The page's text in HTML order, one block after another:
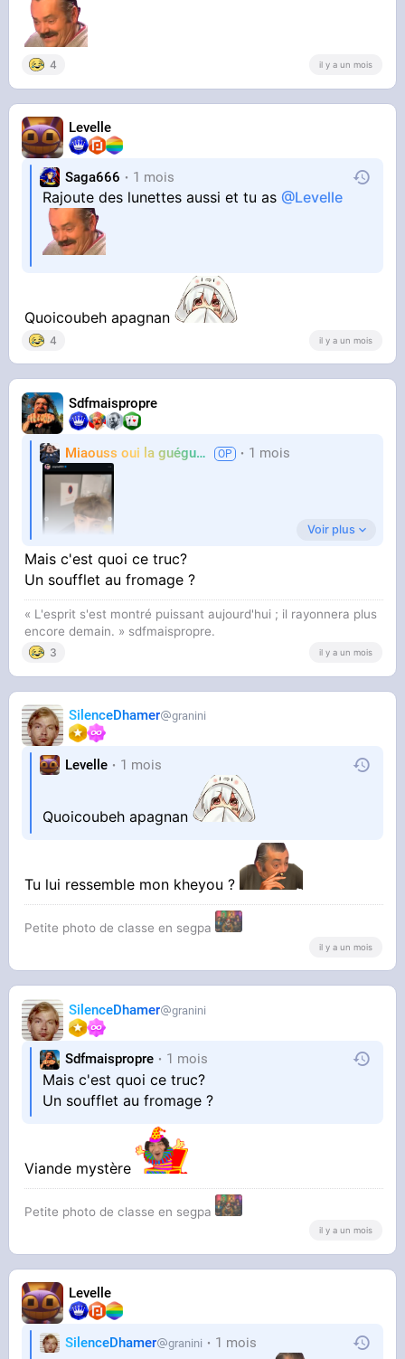
C'est vraiment un délire
4 il y a un mois
Levelle
Saga666 1 mois
Rajoute des lunettes aussi et tu as@Levelle
Quoicoubeh apagnan
4 il y a un mois
Sdfmaispropre
Miaouss oui la guéguérre TF6 1 mois
C'est vraiment un délire
Voir plus
Mais c'est quoi ce truc?
Un soufflet au fromage ?
« L'esprit s'est montré puissant aujourd'hui ; il rayonnera plus
encore demain. » sdfmaispropre.
3 il y a un mois
SilenceDhamer granini
Levelle 1 mois
Quoicoubeh apagnan
Tu lui ressemble mon kheyou ?
Petite photo de classe en segpa
il y a un mois
SilenceDhamer granini
Sdfmaispropre 1 mois
Mais c'est quoi ce truc?
Un soufflet au fromage ?
Viande mystère
Petite photo de classe en segpa
il y a un mois
Levelle
SilenceDhamer granini 1 mois